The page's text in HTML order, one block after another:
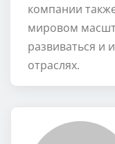
компании
мировом
развиваться и
отраслях.